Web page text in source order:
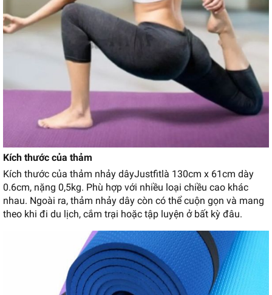
Kích thước của thảm
Kích thước của thảm nhảy dâyJustfit là 130cm x 61cm dày
0.6cm, nặng 0,5kg. Phù hợp với nhiều loại chiều cao khác
nhau. Ngoài ra, thảm nhảy dây còn có thể cuộn gọn và mang
theo khi đi du lịch, cắm trại hoặc tập luyện ở bất kỳ đâu.